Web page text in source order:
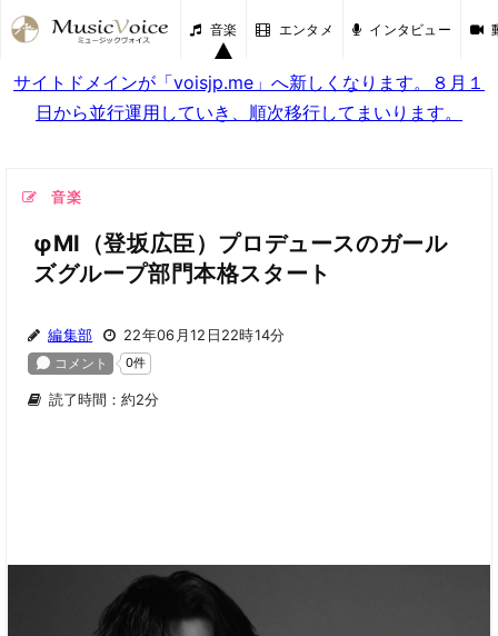
音楽 エンタメ インタビュー
サイトドメインが「voisjp.me」へ新しくなります。８月１
日から並行運用していき、順次移行してまいります。
音楽
φMI（登坂広臣）プロデュースのガール
ズグループ部門本格スタート
編集部 22年06月12日22時14分
読了時間：約2分